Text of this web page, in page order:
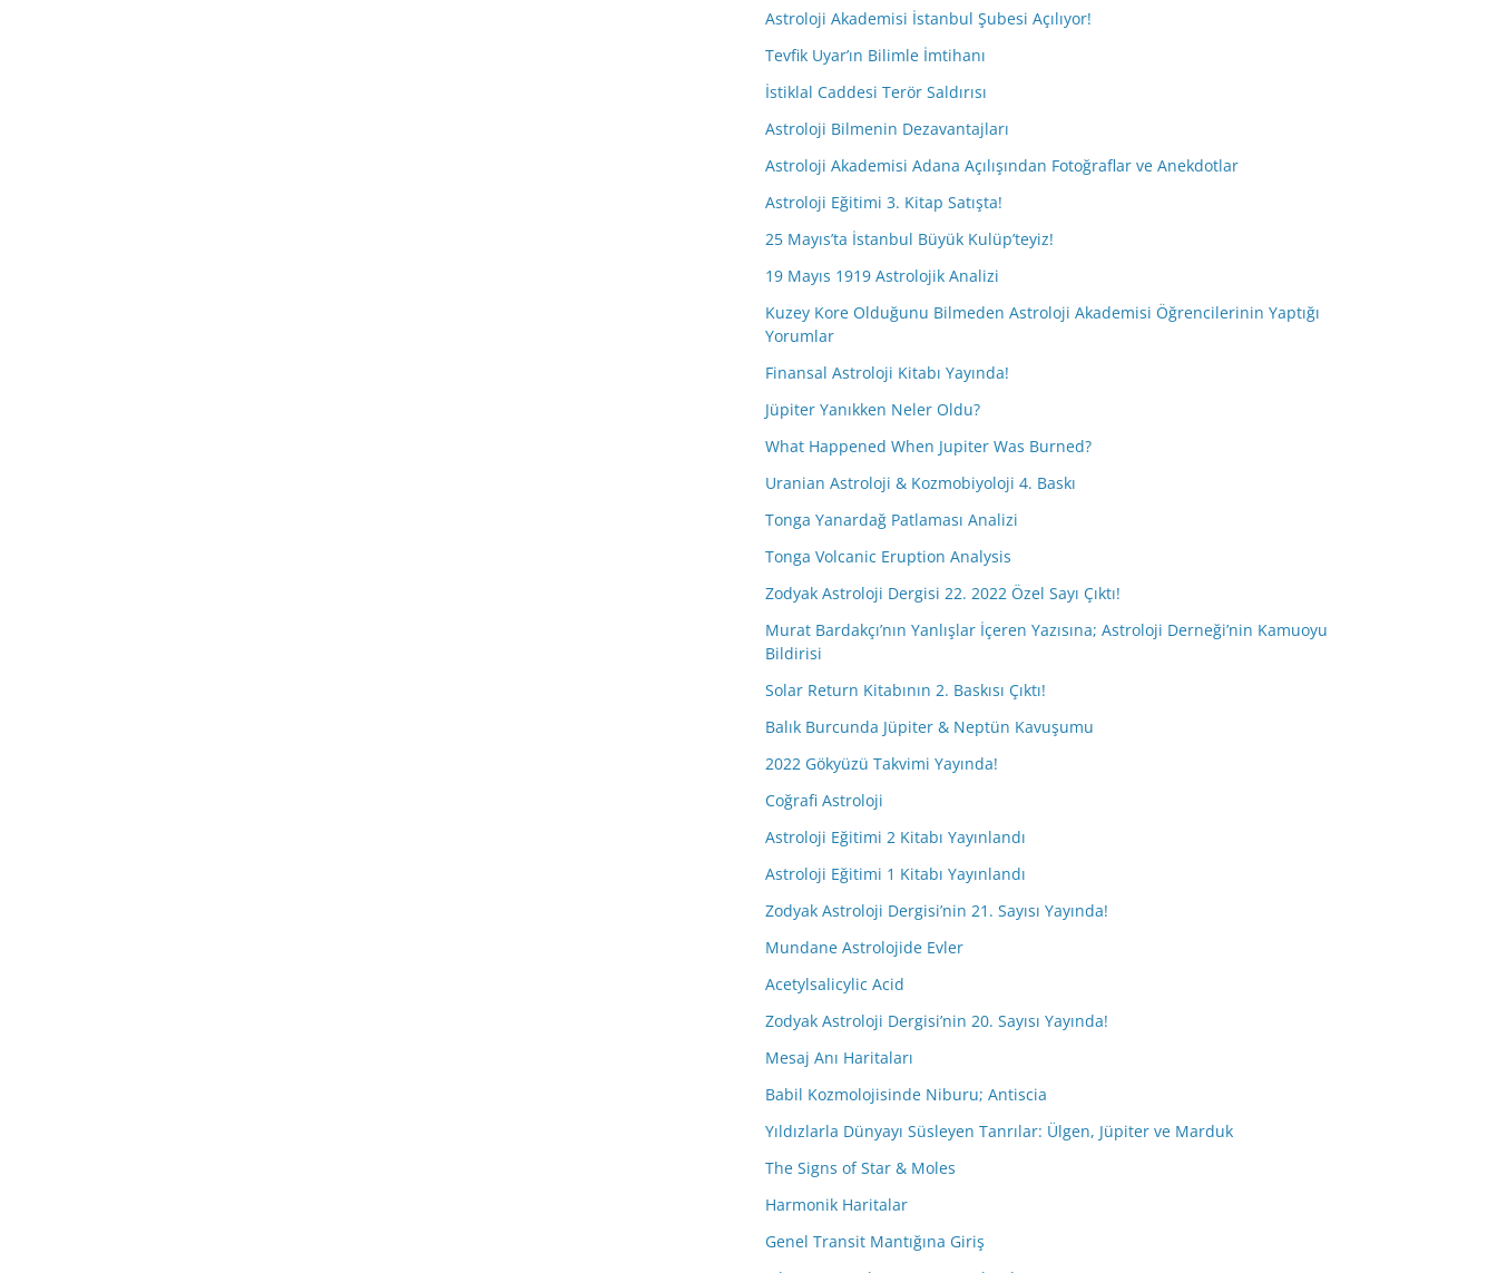
Astroloji Akademisi İstanbul Şubesi Açılıyor!
Tevfik Uyar’ın Bilimle İmtihanı
İstiklal Caddesi Terör Saldırısı
Astroloji Bilmenin Dezavantajları
Astroloji Akademisi Adana Açılışından Fotoğraflar ve Anekdotlar
Astroloji Eğitimi 3. Kitap Satışta!
25 Mayıs’ta İstanbul Büyük Kulüp’teyiz!
19 Mayıs 1919 Astrolojik Analizi
Kuzey Kore Olduğunu Bilmeden Astroloji Akademisi Öğrencilerinin Yaptığı
Yorumlar
Finansal Astroloji Kitabı Yayında!
Jüpiter Yanıkken Neler Oldu?
What Happened When Jupiter Was Burned?
Uranian Astroloji & Kozmobiyoloji 4. Baskı
Tonga Yanardağ Patlaması Analizi
Tonga Volcanic Eruption Analysis
Zodyak Astroloji Dergisi 22. 2022 Özel Sayı Çıktı!
Murat Bardakçı’nın Yanlışlar İçeren Yazısına; Astroloji Derneği’nin Kamuoyu
Bildirisi
Solar Return Kitabının 2. Baskısı Çıktı!
Balık Burcunda Jüpiter & Neptün Kavuşumu
2022 Gökyüzü Takvimi Yayında!
Coğrafi Astroloji
Astroloji Eğitimi 2 Kitabı Yayınlandı
Astroloji Eğitimi 1 Kitabı Yayınlandı
Zodyak Astroloji Dergisi’nin 21. Sayısı Yayında!
Mundane Astrolojide Evler
Acetylsalicylic Acid
Zodyak Astroloji Dergisi’nin 20. Sayısı Yayında!
Mesaj Anı Haritaları
Babil Kozmolojisinde Niburu; Antiscia
Yıldızlarla Dünyayı Süsleyen Tanrılar: Ülgen, Jüpiter ve Marduk
The Signs of Star & Moles
Harmonik Haritalar
Genel Transit Mantığına Giriş